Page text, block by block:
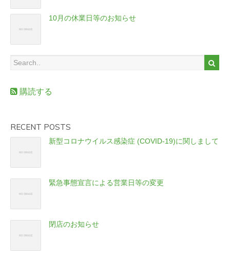
10月の休業日等のお知らせ
購読する
RECENT POSTS
新型コロナウイルス感染症 (COVID-19)に関しまして
緊急事態宣言による営業日等の変更
閉店のお知らせ